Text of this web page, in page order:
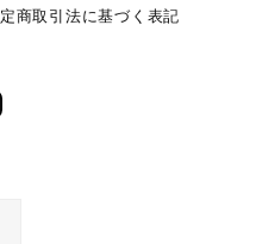
商取引法に基づく表記